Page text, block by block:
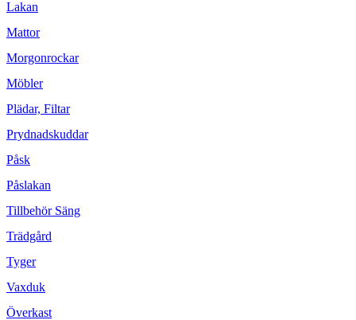
Lakan
Mattor
Morgonrockar
Möbler
Plädar, Filtar
Prydnadskuddar
Påsk
Påslakan
Tillbehör Säng
Trädgård
Tyger
Vaxduk
Överkast